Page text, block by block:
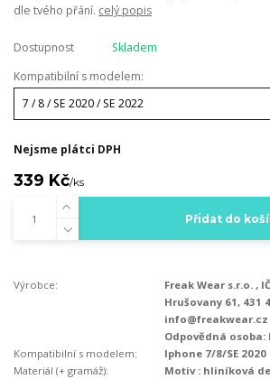
dle tvého přání. celý popis
Dostupnost
Skladem
Kompatibilní s modelem:
Nejsme plátci DPH
339 Kč/ks
Přidat do
Výrobce:
Freak Wear s.r.o. ,
Hrušovany 61, 431
info@freakwear.cz
Odpovědná
Kompatibilní s modelem:
Iphone 7/8/SE 2020
Materiál (+ gramáž):
Motiv : hliníková